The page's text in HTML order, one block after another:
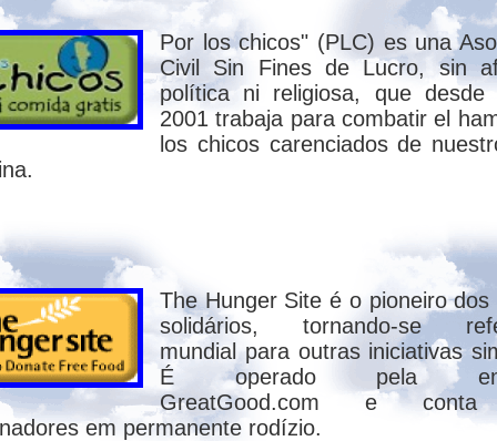
- "Todo aquele que ensinar esta
como parte das conclusões do
físico) foi um ERRO
coisas:
desse fato, porém, JAMAIS
descrito, pois não é do vosso interesse.
Por los chicos" (PLC) es una
Civil Sin Fines de Lucro, sin
política ni religiosa, que desde
2001 trabaja para combatir el
los chicos carenciados de
The Hunger Site é o pioneiro dos
solidários, tornando-se
mundial para outras iniciativas
É operado pela
GreatGood.com e
em permanente rodízio.